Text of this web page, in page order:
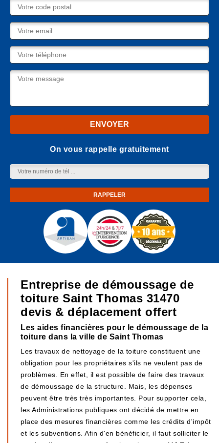
On vous rappelle gratuitement
Entreprise de démoussage de
toiture Saint Thomas 31470
devis & déplacement offert
Les aides financières pour le démoussage de la
toiture dans la ville de Saint Thomas
Les travaux de nettoyage de la toiture constituent une
obligation pour les propriétaires s'ils ne veulent pas de
problèmes. En effet, il est possible de faire des travaux
de démoussage de la structure. Mais, les dépenses
peuvent être très très importantes. Pour supporter cela,
les Administrations publiques ont décidé de mettre en
place des mesures financières comme les crédits d'impôt
et les subventions. Afin d'en bénéficier, il faut solliciter le